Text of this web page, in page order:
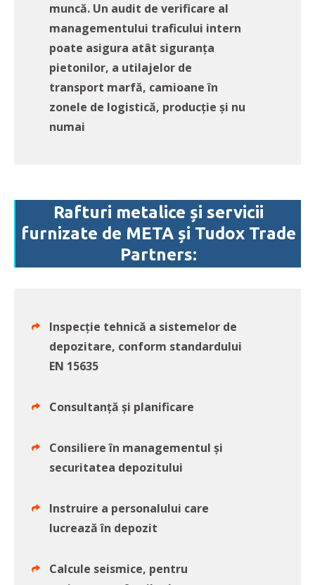
muncă. Un audit de verificare al
managementului traficului intern
poate asigura atât siguranța
pietonilor, a utilajelor de
transport marfă, camioane în
zonele de logistică, producție și nu
numai
Rafturi metalice și servicii
furnizate de META și Tudox Trade
Partners:
Inspecţie tehnică a sistemelor de
depozitare, conform standardului
EN 15635
Consultanţă și planificare
Consiliere în managementul și
securitatea depozitului
Instruire a personalului care
lucrează în depozit
Calcule seismice, pentru